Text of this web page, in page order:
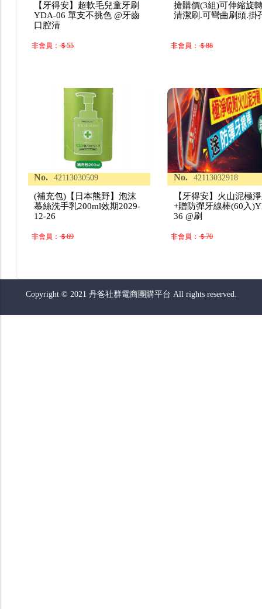
【牙得安】超軟毛兒童牙刷
YDA-06 單支不挑色 @牙齒
口腔清
非會員：＄55
搶購價(3組)可伸縮旋
清潔刷.可彎曲刷頭.掛
非會員：＄88
No. 42113030509
(補充包)【日本熊野】泡沫
慕絲洗手乳200ml效期2029-
12-26
非會員：＄69
No. 42113032918
【牙得安】火山泥極
+贈防彈牙線棒(60入
36 @刷
非會員：＄70
Copyright © 2021 丹爸社群電商團購平台 All rights reserved.